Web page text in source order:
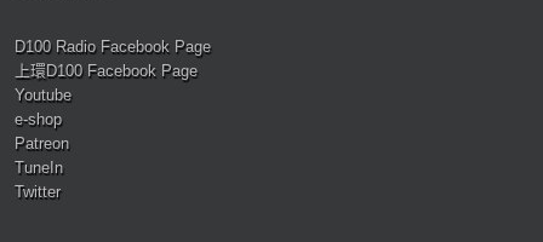
D100 Radio Facebook Page
上環D100 Facebook Page
Youtube
e-shop
Patreon
TuneIn
Twitter